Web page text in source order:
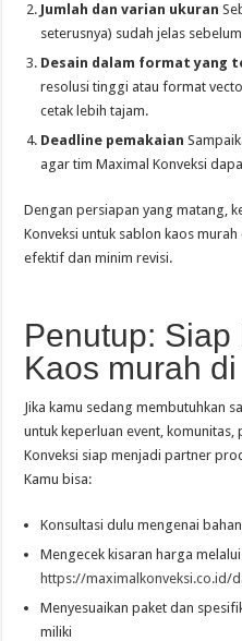
Jumlah dan varian ukuran
seterusnya) sudah jelas
Desain dalam format yang
resolusi tinggi atau format
cetak lebih tajam.
Deadline pemakaian
agar tim Maximal Konveksi
Dengan persiapan yang matang,
Konveksi untuk sablon kaos
efektif dan minim revisi.
Penutup:
Kaos murah
Jika kamu sedang membutuhkan
untuk keperluan event, komunitas,
Konveksi siap menjadi partner
Kamu bisa:
Konsultasi dulu mengenai
Mengecek kisaran harga
https://maximalkonveksi.co.id/
Menyesuaikan paket dan
miliki